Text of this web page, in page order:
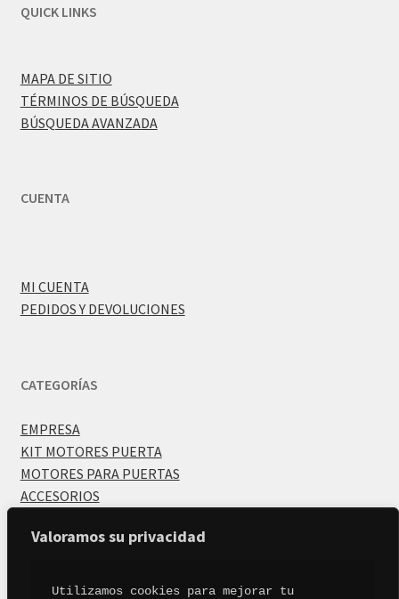
Valoramos su privacidad
Utilizamos cookies para mejorar tu
QUICK LINKS
MAPA DE SITIO
TÉRMINOS DE BÚSQUEDA
BÚSQUEDA AVANZADA
CUENTA
MI CUENTA
PEDIDOS Y DEVOLUCIONES
CATEGORÍAS
EMPRESA
KIT MOTORES PUERTA
MOTORES PARA PUERTAS
ACCESORIOS